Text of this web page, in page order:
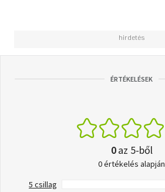
ÉRTÉKELÉSEK
0az 5-ből
0 értékelés alapján
5 csillag